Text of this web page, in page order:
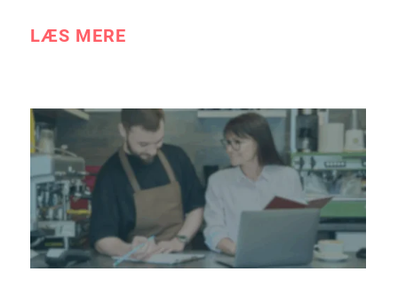
LÆS MERE